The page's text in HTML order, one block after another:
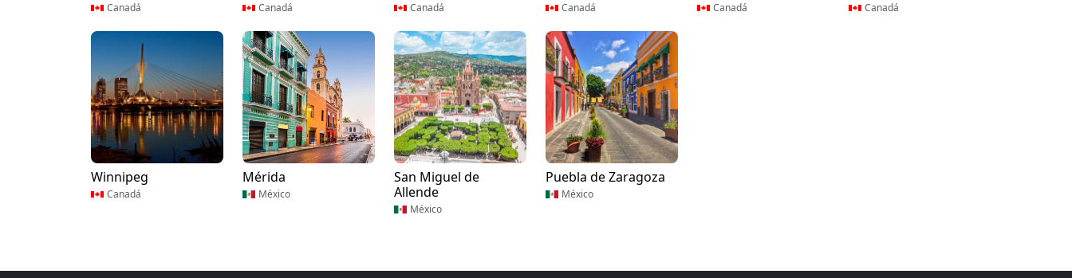
Canadá Canadá Canadá Canadá Canadá Canadá
Winnipeg
Canadá
Mérida
México
San Miguel de
Allende
México
Puebla de Zaragoza
México